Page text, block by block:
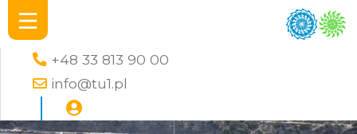
+48 33 813 90 00
info@tu1.pl